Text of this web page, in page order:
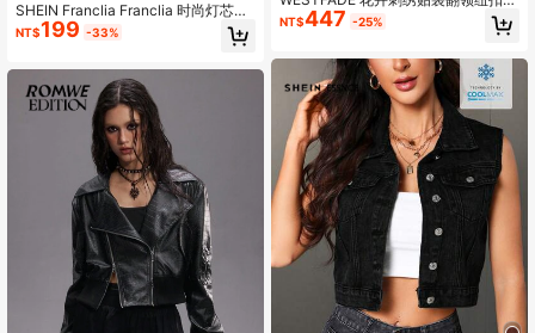
SHEIN Franclia Franclia 时尚灯芯绒
无袖休闲口袋女式夹克
NT$199 -33%
襟长袖宽松牛仔外套
NT$447 -25%